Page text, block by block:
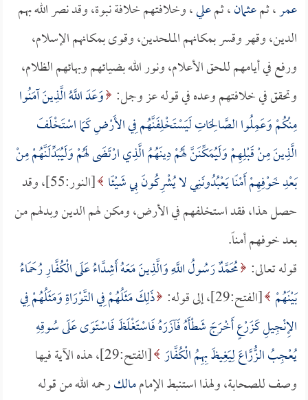
عمر، ثمعثمان، ثمعلي، وخلافتهم خلافة نبوة، وقد نصر الله بهم
الدين، وقهر وقسر بمكانهم الملحدين، وقوى بمكانهم الإسلام،
ورفع في أيامهم للحق الأعلام، ونور الله بضيائهم وبهائهم الظلام،
وتحقق في خلافتهم وعده في قوله عز وجل: وَعَدَ اللَّهُ الَّذِينَ آمَنُوا
مِنْكُمْ وَعَمِلُوا الصَّالِحَاتِ لَيَسْتَخْلِفَنَّهُم فِي الأَرْضِ كَمَا اسْتَخْلَفَ
الَّذِينَ مِنْ قَبْلِهِمْ وَلَيُمَكِّنَنَّ لَهُمْ دِينَهُمُ الَّذِي ارْتَضَى لَهُمْ وَلَيُبَدِّلَنَّهُمْ مِنْ
بَعْدِ خَوْفِهِمْ أَمْنًا يَعْبُدُونَنِي لا يُشْرِكُونَ بِي شَيْئًا
[النور:55]، وقد
حصل هذا، فقد استخلفهم في الأرض، ومكن لهم الدين وبدلهم من
بعد خوفهم أمناً.
قوله تعالى: مُحَمَّدٌ رَسُولُ اللَّهِ وَالَّذِينَ مَعَهُ أَشِدَّاءُ عَلَى الْكُفَّارِ رُحَمَاءُ
بَيْنَهُمْ [الفتح:29]، إلى قوله:
ذَلِكَ مَثَلُهُمْ فِي التَّوْرَاةِ وَمَثَلُهُمْ فِي
الإِنْجِيلِ كَزَرْعٍ أَخْرَجَ شَطْأَهُ فَآزَرَهُ فَاسْتَغْلَظَ فَاسْتَوَى عَلَى سُوقِهِ
يُعْجِبُ الزُّرَّاعَ لِيَغِيظَ بِهِمُ الْكُفَّارَ
[الفتح:29]، هذه الآية فيها
وصف للصحابة، ولهذا استنبط الإماممالكرحمه الله من قوله